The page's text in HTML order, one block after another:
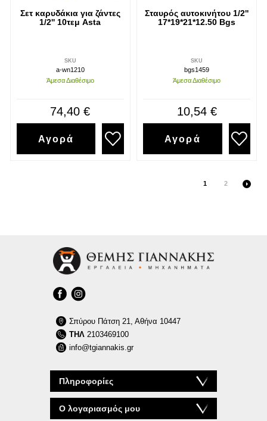
Σετ καρυδάκια για ζάντες
1/2'' 10τεμ Asta
SKU
a-wn1210
Άμεσα Διαθέσιμο
74,40 €
Αγορά
Σταυρός αυτοκινήτου 1/2''
17*19*21*12.50 Bgs
SKU
bgs1459
Άμεσα Διαθέσιμο
10,54 €
Αγορά
1 2
Πληροφορίες
Ο λογαριασμός μου
Σπύρου Πάτση 21, Αθήνα 10447
ΤΗΛ2103469100
info@tgiannakis.gr